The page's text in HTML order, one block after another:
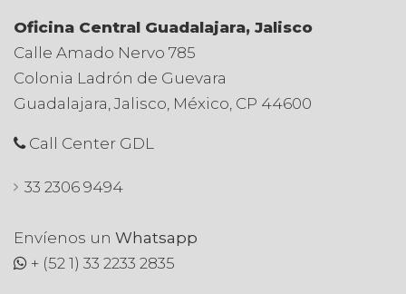
Oficina Central Guadalajara, Jalisco
Calle Amado Nervo 785
Colonia Ladrón de Guevara
Guadalajara, Jalisco, México, CP 44600
Call Center GDL
33 2306 9494
Envíenos un Whatsapp
+ (52 1) 33 2233 2835